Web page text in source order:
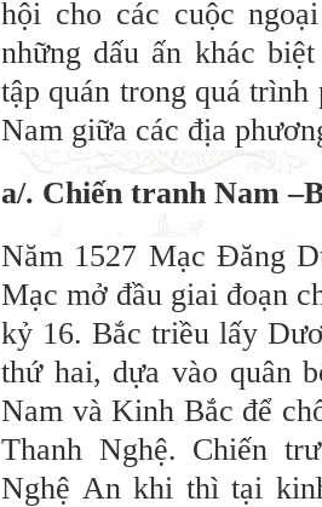
hội cho các cuộc
những dấu ấn khác
tập quán trong quá
Nam giữa các địa
a/. Chiến tranh Nam
Năm 1527 Mạc Đăng
Mạc mở đầu giai đoạn
kỷ 16. Bắc triều lấy
thứ hai, dựa vào quân
Nam và Kinh Bắc để
Thanh Nghệ. Chiến
Nghệ An khi thì tại